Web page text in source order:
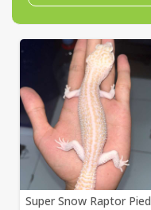
Super Snow Raptor Pied